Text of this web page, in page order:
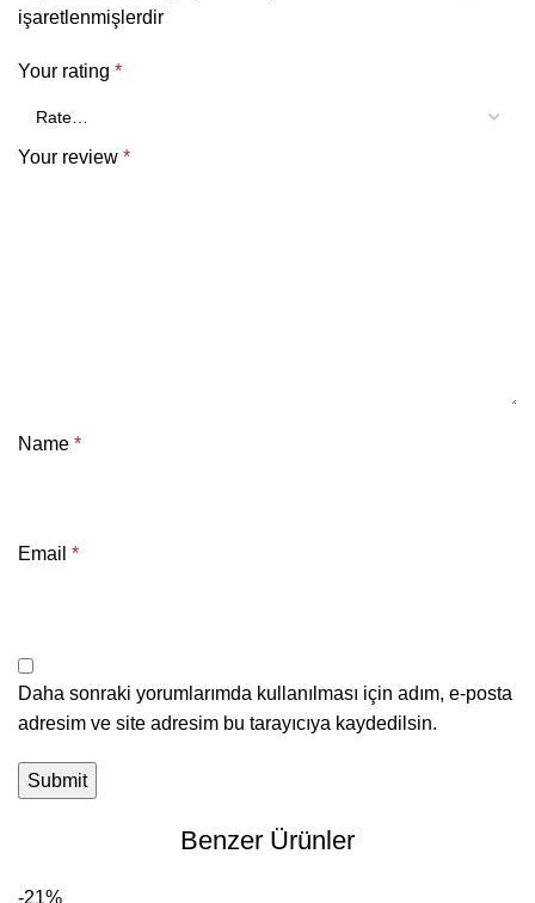
işaretlenmişlerdir
Your rating *
Your review *
Name *
Email *
Daha sonraki yorumlarımda kullanılması için adım, e-posta
adresim ve site adresim bu tarayıcıya kaydedilsin.
Benzer Ürünler
-21%